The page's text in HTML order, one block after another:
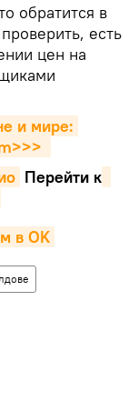
обратится в
есть
цен на
и мире:
Перейти к
в OK